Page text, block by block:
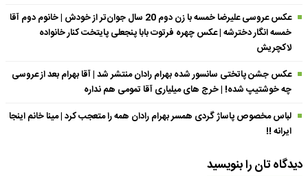
عکس عروسی علیرضا خمسه با زن دوم 20 سال جوان‌تر از خودش | خانوم دوم آقا
خمسه انگار دخترشه | عکس چهره فرتوت بابا پنجعلی پایتخت کنار خانواده
لاکچریش
عکس جشن پاتختی سانسور شده بهرام رادان منتشر شد | آقا بهرام بعد از عروسی
چه خوشتیپ شده! | خرج های میلیاری آقا تمومی هم نداره
لباس مخصوص پاساژ گردی همسر بهرام رادان همه را متعجب کرد | مینا خانم اینجا
ایرانه !!
دیدگاه تان را بنویسید